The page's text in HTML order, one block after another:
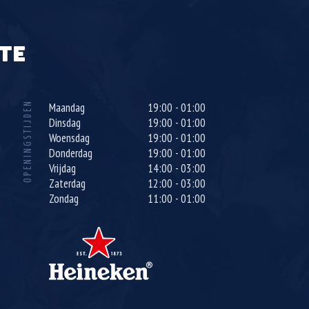
OPENINGSTIJDEN Maandag
19:00 - 01:00
Dinsdag
19:00 - 01:00
Woensdag
19:00 - 01:00
Donderdag
19:00 - 01:00
Vrijdag
14:00 - 03:00
Zaterdag
12:00 - 03:00
Zondag
11:00 - 01:00